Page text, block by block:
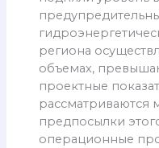
региона
объемах,
проектные
рассматриваются
предпосылки
операционные